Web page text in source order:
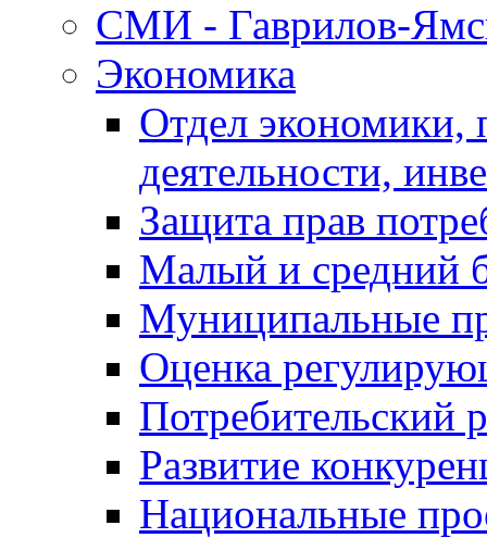
СМИ - Гаврилов-
Экономика
Отдел экономики,
деятельности,
Защита прав
Малый и средний
Муниципальные
Оценка
Потребительский
Развитие
Национальные